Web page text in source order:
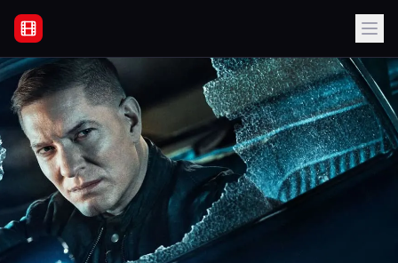
Filme Online Subtitrate - Acasă